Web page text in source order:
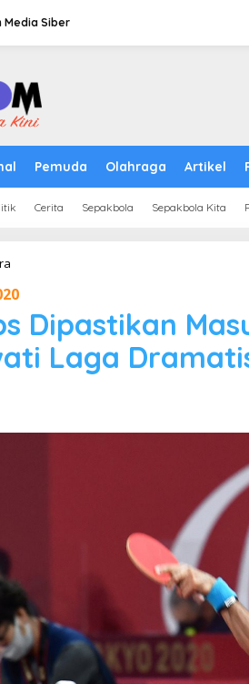
Media Siber
Pemuda Olahraga Artikel
Cerita Sepakbola Sepakbola Kita
Dipastikan
Masuk
Semifinal
Setelah
Lewati
Dipastikan
Laga